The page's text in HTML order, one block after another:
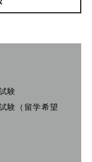
験
験（留学希望